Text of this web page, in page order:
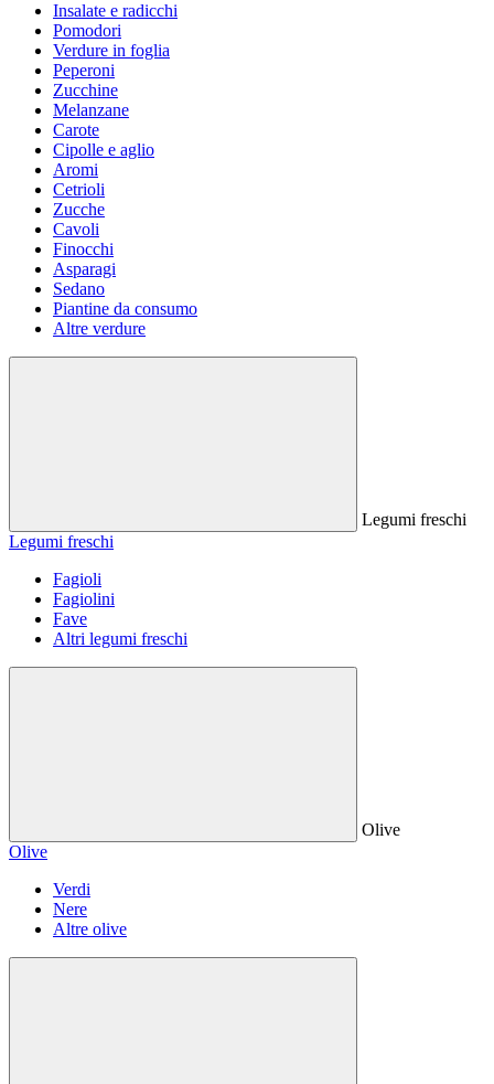
Insalate e radicchi
Pomodori
Verdure in foglia
Peperoni
Zucchine
Melanzane
Carote
Cipolle e aglio
Aromi
Cetrioli
Zucche
Cavoli
Finocchi
Asparagi
Sedano
Piantine da consumo
Altre verdure
Legumi freschi
Legumi freschi
Fagioli
Fagiolini
Fave
Altri legumi freschi
Olive
Olive
Verdi
Nere
Altre olive